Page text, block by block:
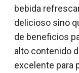
bebida
delicioso sino
de beneficios
alto contenido
excelente para